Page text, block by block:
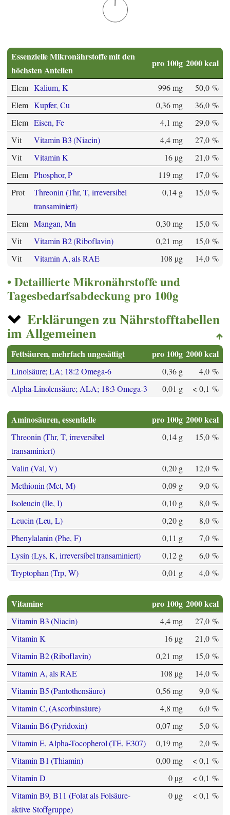
Essenzielle Mikronährstoffe mit den
höchsten Anteilen
pro 100g 2000 kcal
Elem Kalium, K 996 mg
50,0 %
Elem Kupfer, Cu 0,36 mg
36,0 %
Elem Eisen, Fe 4,1 mg
29,0 %
Vit
Vitamin B3 (Niacin) 4,4 mg
27,0 %
Vit
Vitamin K 16 µg
21,0 %
Elem Phosphor, P 119 mg
17,0 %
Prot
Threonin (Thr, T, irreversibel
transaminiert)
0,14 g 15,0 %
Elem Mangan, Mn 0,30 mg
15,0 %
Vit
Vitamin B2 (Riboflavin) 0,21 mg
15,0 %
Vit
Vitamin A, als RAE 108 µg 14,0 %
Detaillierte Mikronährstoffe und
Tagesbedarfsabdeckung pro 100g
Erklärungen zu Nährstofftabellen
im Allgemeinen
Fettsäuren, mehrfach ungesättigt pro 100g 2000 kcal
Linolsäure; LA; 18:2 Omega-6 0,36 g
4,0 %
Alpha-Linolensäure; ALA; 18:3 Omega-3
0,01 g < 0,1 %
Aminosäuren, essentielle pro 100g 2000 kcal
Threonin (Thr, T, irreversibel
transaminiert)
0,14 g 15,0 %
Valin (Val, V) 0,20 g
12,0 %
Methionin (Met, M)
0,09 g
9,0 %
Isoleucin (Ile, I)
0,10 g
8,0 %
Leucin (Leu, L)
0,20 g
8,0 %
Phenylalanin (Phe, F)
0,11 g
7,0 %
Lysin (Lys, K, irreversibel transaminiert)
0,12 g
6,0 %
Tryptophan (Trp, W)
0,01 g 4,0 %
Vitamine pro 100g 2000 kcal
Vitamin B3 (Niacin) 4,4 mg
27,0 %
Vitamin K
16 µg
21,0 %
Vitamin B2 (Riboflavin)
0,21 mg
15,0 %
Vitamin A, als RAE
108 µg
14,0 %
Vitamin B5 (Pantothensäure)
0,56 mg
9,0 %
Vitamin C, (Ascorbinsäure)
4,8 mg
6,0 %
Vitamin B6 (Pyridoxin)
0,07 mg
5,0 %
Vitamin E, Alpha-Tocopherol (TE, E307)
0,19 mg
2,0 %
Vitamin B1 (Thiamin)
0,00 mg
< 0,1 %
Vitamin D
0 µg
< 0,1 %
Vitamin B9, B11 (Folat als Folsäure-
aktive Stoffgruppe)
0 µg < 0,1 %